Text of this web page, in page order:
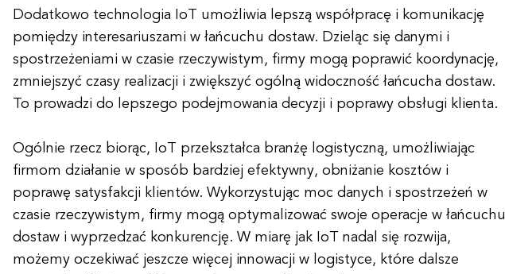
Dodatkowo technologia IoT umożliwia lepszą współpracę i komunikację
pomiędzy interesariuszami w łańcuchu dostaw. Dzieląc się danymi i
spostrzeżeniami w czasie rzeczywistym, firmy mogą poprawić koordynację,
zmniejszyć czasy realizacji i zwiększyć ogólną widoczność łańcucha dostaw.
To prowadzi do lepszego podejmowania decyzji i poprawy obsługi klienta.
Ogólnie rzecz biorąc, IoT przekształca branżę logistyczną, umożliwiając
firmom działanie w sposób bardziej efektywny, obniżanie kosztów i
poprawę satysfakcji klientów. Wykorzystując moc danych i spostrzeżeń w
czasie rzeczywistym, firmy mogą optymalizować swoje operacje w łańcuchu
dostaw i wyprzedzać konkurencję. W miarę jak IoT nadal się rozwija,
możemy oczekiwać jeszcze więcej innowacji w logistyce, które dalsze